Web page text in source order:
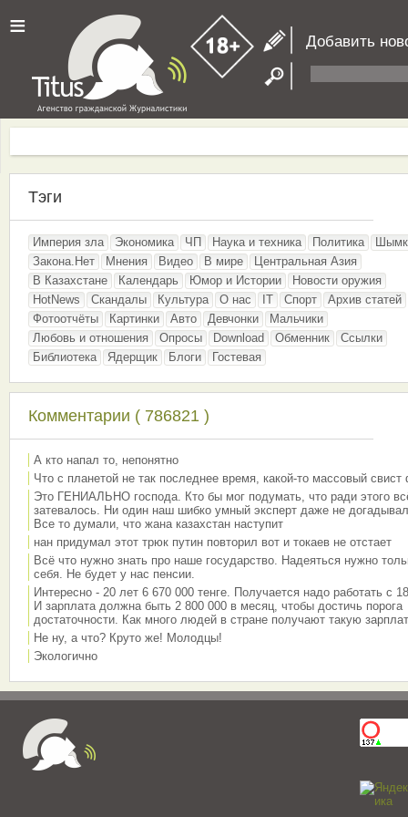
≡ Добавить
Тэги
Империя зла Экономика ЧП Наука и техника Политика
Закона.Нет
Мнения Видео В мире
Центральная Азия
В Казахстане
Календарь Юмор и Истории
Новости оружия
HotNews
Скандалы Культура О нас IT Спорт
Архив статей
Фотоотчёты
Картинки Авто Девчонки
Мальчики
Любовь и отношения
Опросы Download Обменник
Ссылки
Библиотека
Ядерщик Блоги Гостевая
Комментарии ( 786821 )
А кто напал то, непонятно
Что с планетой не так последнее время, какой-то массовый свист
Это ГЕНИАЛЬНО господа. Кто бы мог подумать, что ради этого
затевалось. Ни один наш шибко умный эксперт даже не
Все то думали, что жана казахстан наступит
нан придумал этот трюк путин повторил вот и токаев не отстает
Всё что нужно знать про наше государство. Надеяться нужно
себя. Не будет у нас пенсии.
Интересно - 20 лет 6 670 000 тенге. Получается надо работать с
И зарплата должна быть 2 800 000 в месяц, чтобы достичь порога
достаточности. Как много людей в стране получают такую
Не ну, а что? Круто же! Молодцы!
Экологично